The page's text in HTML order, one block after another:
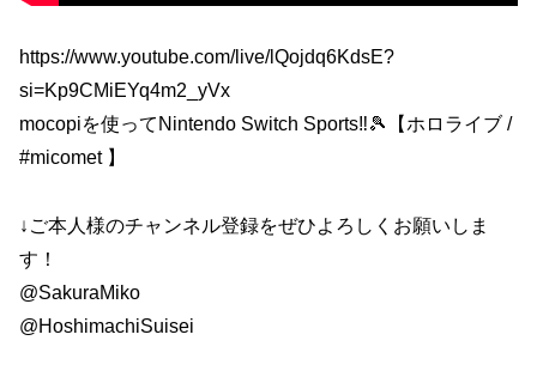
https://www.youtube.com/live/lQojdq6KdsE?
si=Kp9CMiEYq4m2_yVx
mocopiを使ってNintendo Switch Sports‼🎾【ホロライブ /
#micomet 】
↓ご本人様のチャンネル登録をぜひよろしくお願いしま
す！
@SakuraMiko
@HoshimachiSuisei